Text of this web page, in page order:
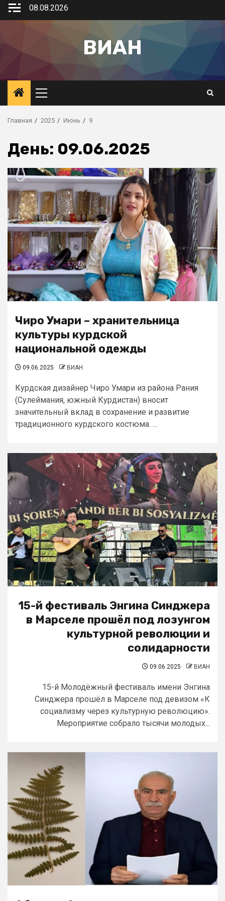
08.08.2026
ВИАН
Главная 2025 Июнь 9
День: 09.06.2025
Чиро Умари – хранительница
культуры курдской
национальной одежды
09.06.2025 ВИАН
Курдская дизайнер Чиро Умари из района Рания
(Сулеймания, южный Курдистан) вносит
значительный вклад в сохранение и развитие
традиционного курдского костюма. ...
15-й фестиваль Энгина Синджера
в Марселе прошёл под лозунгом
культурной революции и
солидарности
09.06.2025 ВИАН
15-й Молодёжный фестиваль имени Энгина
Синджера прошёл в Марселе под девизом «К
социализму через культурную революцию».
Мероприятие собрало тысячи молодых...